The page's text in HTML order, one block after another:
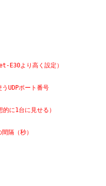
E30より高く設定）
UDPポート番号
に1台に見せる）
隔（秒）